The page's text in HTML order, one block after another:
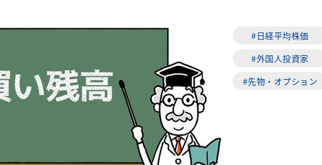
#日経平均株価
#外国人投資家
#先物・オプション